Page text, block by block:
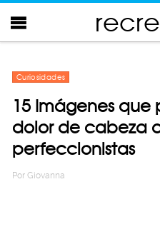
Curiosidades
15 Imágenes
dolor de cabeza
perfeccionistas
Por Giovanna